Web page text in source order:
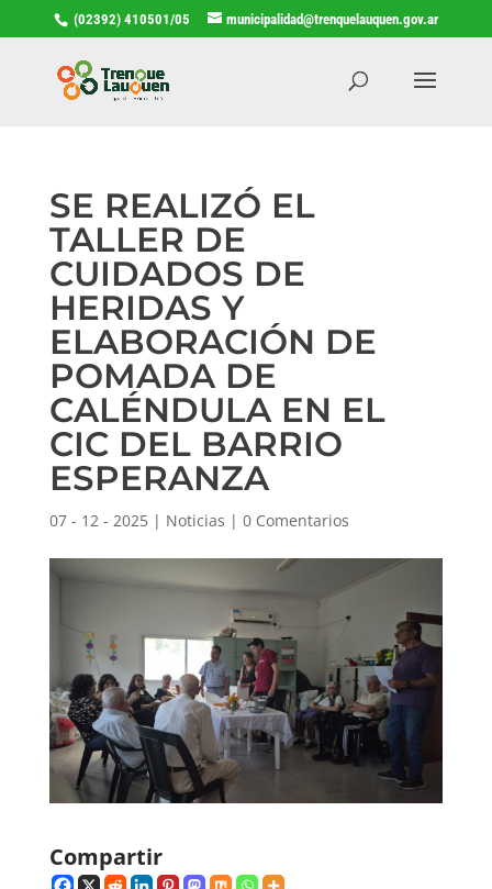
(02392) 410501/05 municipalidad@trenquelauquen.gov.ar
SE REALIZÓ EL
TALLER DE
CUIDADOS DE
HERIDAS Y
ELABORACIÓN DE
POMADA DE
CALÉNDULA EN EL
CIC DEL BARRIO
ESPERANZA
07 - 12 - 2025| Noticias | 0 Comentarios
Compartir